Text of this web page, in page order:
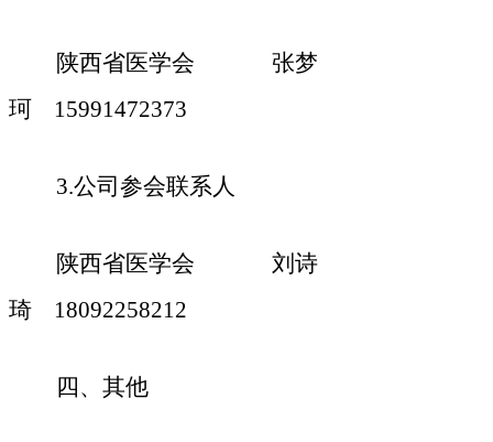
陕西省医学会
张梦
珂
15991472373
3.公司参会联系人
陕西省医学会
刘诗
琦
18092258212
四、其他